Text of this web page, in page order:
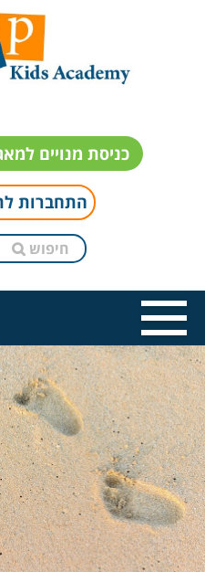
כניסת מנויים
התחברות